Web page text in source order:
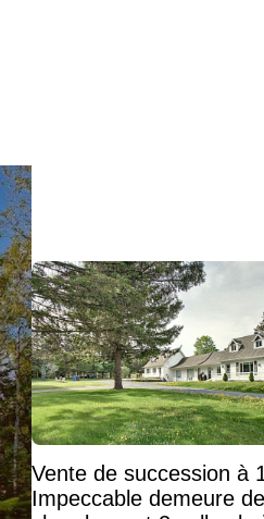
Vente de succession à
Impeccable demeure